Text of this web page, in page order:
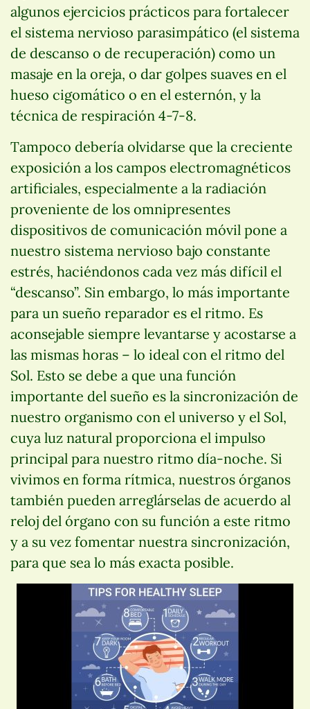
algunos ejercicios prácticos para fortalecer
el sistema nervioso parasimpático (el sistema
de descanso o de recuperación) como un
masaje en la oreja, o dar golpes suaves en el
hueso cigomático o en el esternón, y la
técnica de respiración 4-7-8.
Tampoco debería olvidarse que la creciente
exposición a los campos electromagnéticos
artificiales, especialmente a la radiación
proveniente de los omnipresentes
dispositivos de comunicación móvil pone a
nuestro sistema nervioso bajo constante
estrés, haciéndonos cada vez más difícil el
“descanso”. Sin embargo, lo más importante
para un sueño reparador es el ritmo. Es
aconsejable siempre levantarse y acostarse a
las mismas horas – lo ideal con el ritmo del
Sol. Esto se debe a que una función
importante del sueño es la sincronización de
nuestro organismo con el universo y el Sol,
cuya luz natural proporciona el impulso
principal para nuestro ritmo día-noche. Si
vivimos en forma rítmica, nuestros órganos
también pueden arreglárselas de acuerdo al
reloj del órgano con su función a este ritmo
y a su vez fomentar nuestra sincronización,
para que sea lo más exacta posible.